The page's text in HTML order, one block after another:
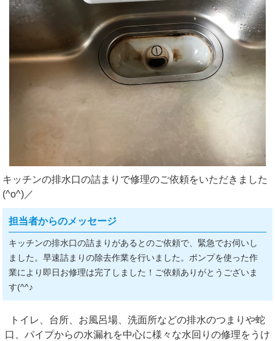
キッチンの排水口の詰まりで修理のご依頼をいただきました
(^o^)／
担当者からのメッセージ
キッチンの排水口の詰まりがあるとのご依頼で、緊急でお伺いし
ました。早速詰まりの除去作業を行いました。ポンプを使った作
業により即日お修理は完了しました！ご依頼ありがとうございま
す(^^♪
トイレ、台所、お風呂場、洗面所などの排水のつまりや蛇
口、パイプからの水漏れを中心に様々な水回りの修理をうけ